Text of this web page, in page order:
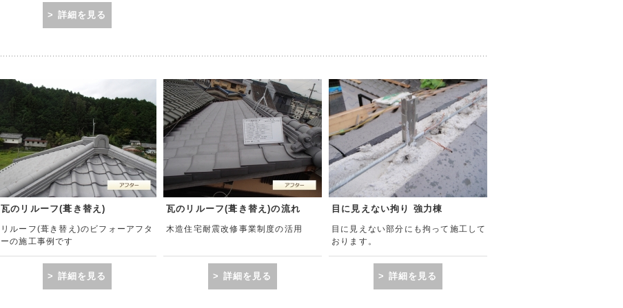
> 詳細を見る
瓦のリルーフ(葺き替え)
リルーフ(葺き替え)のビフォーアフタ
ーの施工事例です
> 詳細を見る
瓦のリルーフ(葺き替え)の流れ
木造住宅耐震改修事業制度の活用
> 詳細を見る
目に見えない拘り 強力棟
目に見えない部分にも拘って施工して
おります。
> 詳細を見る